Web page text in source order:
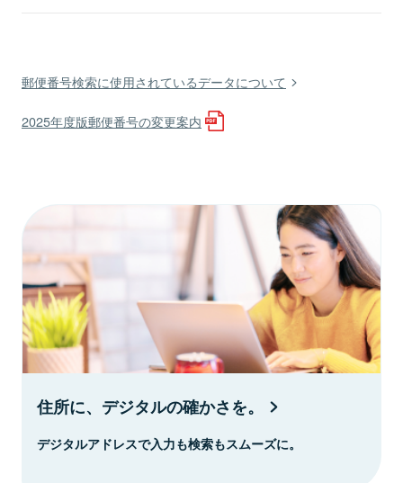
郵便番号検索に使用されているデータについて
2025年度版郵便番号の変更案内
住所に、デジタルの確かさを。
デジタルアドレスで入力も検索もスムーズに。